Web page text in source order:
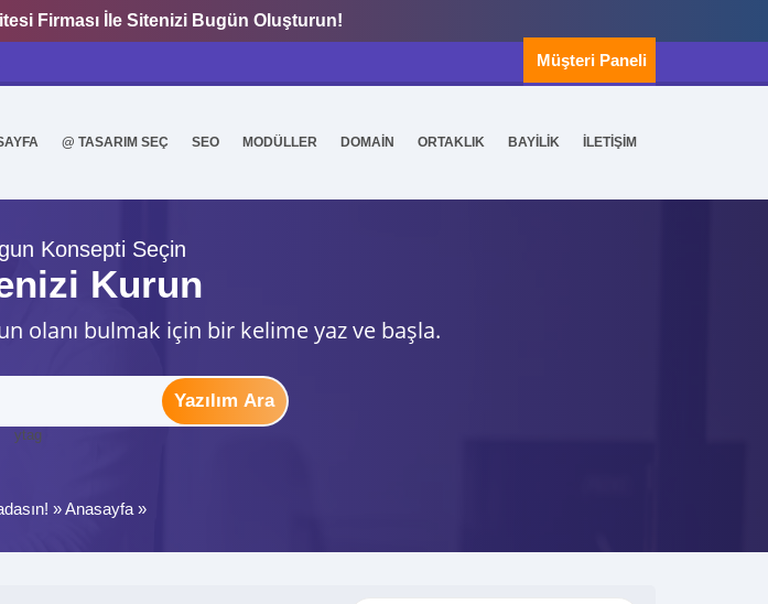
Firması İle Sitenizi Bugün Oluşturun!
Müşteri Paneli
@ TASARIM SEÇ SEO MODÜLLER DOMAİN ORTAKLIK BAYİLİK İLETİŞİM
Konsepti Seçin
Kurun
olanı bulmak için bir kelime yaz ve başla.
Yazılım Ara
ytag
»Anasayfa »